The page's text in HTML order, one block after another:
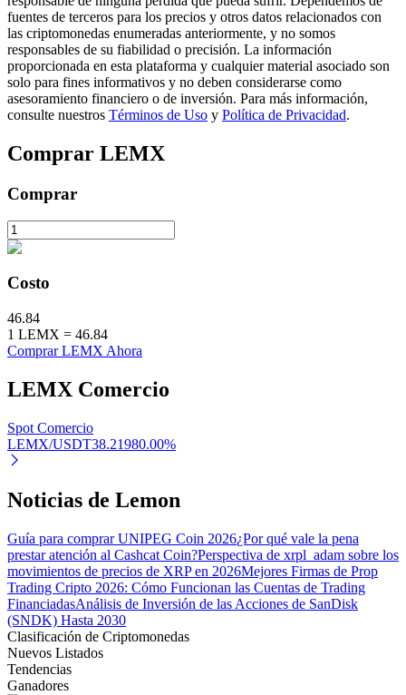
Bloqueos BTR
Inversiones exclusivas para titulares de BTR
Préstamos
Inversión automática
Obtenga ganancias a largo plazo e intereses flexibles
fuentes de terceros para los precios y otros datos relacionados con
las criptomonedas enumeradas anteriormente, y no somos
responsables de su fiabilidad o precisión. La información
proporcionada en esta plataforma y cualquier material asociado son
solo para fines informativos y no deben considerarse como
asesoramiento financiero o de inversión. Para más información,
consulte nuestros Términos de Uso y Política de Privacidad.
Comprar LEMX
Comprar
Costo
46.84
1 LEMX = 46.84
Comprar LEMX Ahora
LEMX Comercio
Spot Comercio
LEMX/USDT38.21980.00%
Noticias de Lemon
Guía para comprar UNIPEG Coin 2026¿Por qué vale la pena
prestar atención al Cashcat Coin?Perspectiva de xrpl_adam sobre los
movimientos de precios de XRP en 2026Mejores Firmas de Prop
Trading Cripto 2026: Cómo Funcionan las Cuentas de Trading
FinanciadasAnálisis de Inversión de las Acciones de SanDisk
(SNDK) Hasta 2030
Clasificación de Criptomonedas
Nuevos Listados
Tendencias
Ganadores